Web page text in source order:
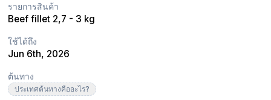
รายการสินค้า
Beef fillet 2,7 - 3 kg
ใช้ได้ถึง
Jun 6th, 2026
ต้นทาง
ประเทศต้นทางคืออะไร?